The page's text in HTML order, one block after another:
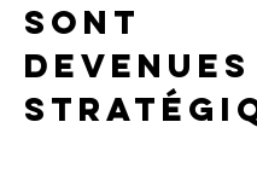
sont
devenues